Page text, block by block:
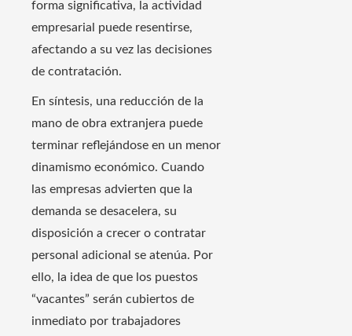
forma significativa, la actividad
empresarial puede resentirse,
afectando a su vez las decisiones
de contratación.
En síntesis, una reducción de la
mano de obra extranjera puede
terminar reflejándose en un menor
dinamismo económico. Cuando
las empresas advierten que la
demanda se desacelera, su
disposición a crecer o contratar
personal adicional se atenúa. Por
ello, la idea de que los puestos
“vacantes” serán cubiertos de
inmediato por trabajadores